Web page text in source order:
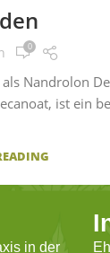
0
Nandrolon
ist ein
in der